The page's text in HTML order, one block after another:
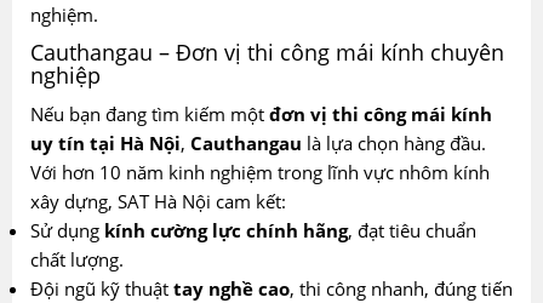
nghiệm.
Cauthangau – Đơn vị thi công mái kính chuyên
nghiệp
Nếu bạn đang tìm kiếm một đơn vị thi công mái kính
uy tín tại Hà Nội, Cauthangau là lựa chọn hàng đầu.
Với hơn 10 năm kinh nghiệm trong lĩnh vực nhôm kính
xây dựng, SAT Hà Nội cam kết:
Sử dụng kính cường lực chính hãng, đạt tiêu chuẩn
chất lượng.
Đội ngũ kỹ thuật tay nghề cao, thi công nhanh, đúng tiến